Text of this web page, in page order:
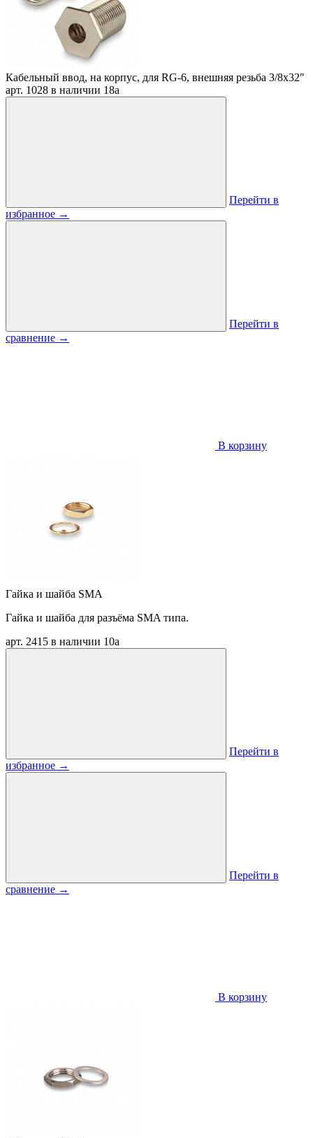
Кабельный ввод, на корпус, для RG-6, внешняя резьба 3/8х32"
арт. 1028 в наличии 18a
Перейти в
избранное →
Перейти в
сравнение →
В корзину
Гайка и шайба SMA
Гайка и шайба для разъёма SMA типа.
арт. 2415 в наличии 10a
Перейти в
избранное →
Перейти в
сравнение →
В корзину